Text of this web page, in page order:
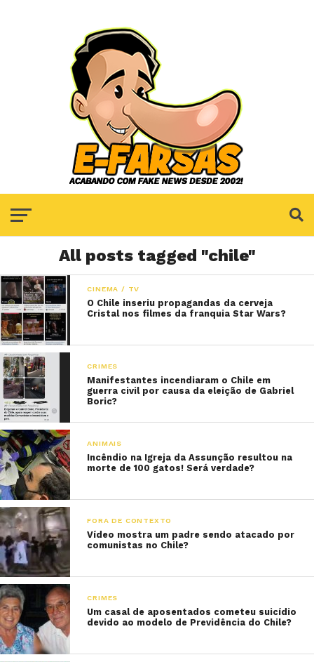
All posts tagged "chile"
CINEMA / TV
O Chile inseriu propagandas da cerveja
Cristal nos filmes da franquia Star Wars?
CRIMES
Manifestantes incendiaram o Chile em
guerra civil por causa da eleição de Gabriel
Boric?
ANIMAIS
Incêndio na Igreja da Assunção resultou na
morte de 100 gatos! Será verdade?
FORA DE CONTEXTO
Vídeo mostra um padre sendo atacado por
comunistas no Chile?
CRIMES
Um casal de aposentados cometeu suicídio
devido ao modelo de Previdência do Chile?